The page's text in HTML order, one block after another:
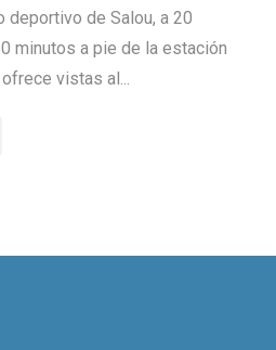
deportivo de Salou, a 20
minutos a pie de la estación
vistas al...